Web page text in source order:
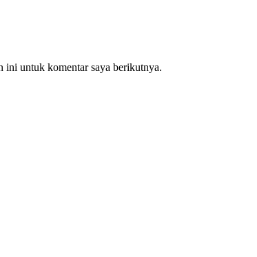
ini untuk komentar saya berikutnya.